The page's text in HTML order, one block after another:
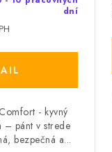
dní
- kyvný
– pánt v strede
bezpečná a...